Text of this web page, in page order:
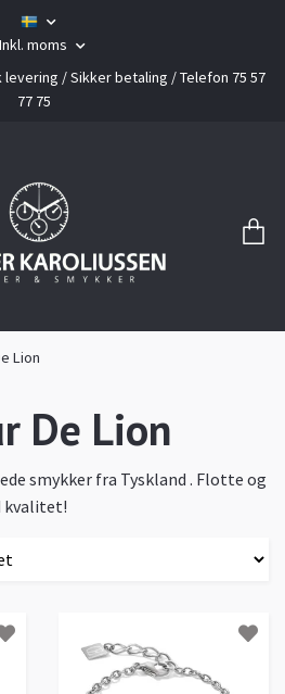
Inkl. moms
/ Sikker betaling / Telefon 75 57
77 75
Lion
De Lion
smykker fra Tyskland . Flotte og
kvalitet!